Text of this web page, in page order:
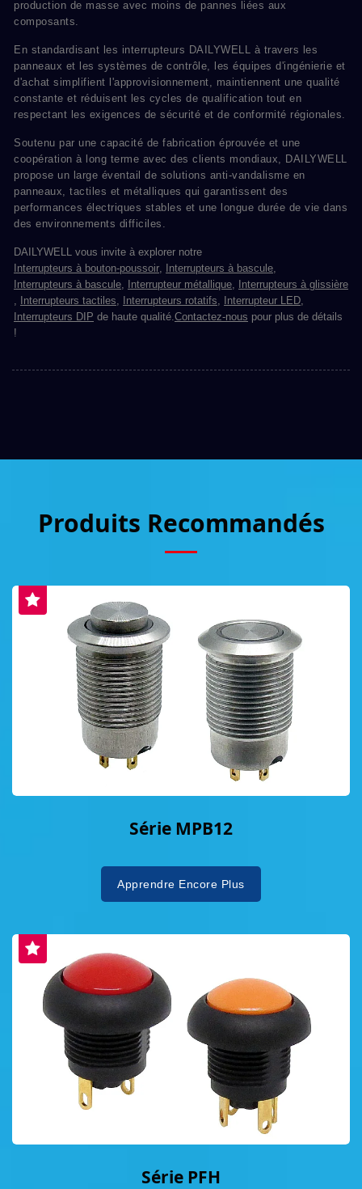
production de masse avec moins de pannes liées aux
composants.
En standardisant les interrupteurs DAILYWELL à travers les
panneaux et les systèmes de contrôle, les équipes d'ingénierie et
d'achat simplifient l'approvisionnement, maintiennent une qualité
constante et réduisent les cycles de qualification tout en
respectant les exigences de sécurité et de conformité régionales.
Soutenu par une capacité de fabrication éprouvée et une
coopération à long terme avec des clients mondiaux, DAILYWELL
propose un large éventail de solutions anti-vandalisme en
panneaux, tactiles et métalliques qui garantissent des
performances électriques stables et une longue durée de vie dans
des environnements difficiles.
DAILYWELL vous invite à explorer notre
Interrupteurs à bouton-poussoir
Interrupteurs à bascule
Interrupteurs à bascule
Interrupteur métallique
Interrupteurs à glissière
Interrupteurs tactiles Interrupteurs rotatifs Interrupteur LED
Interrupteurs DIP de haute qualité. Contactez-nous pour plus de détails
!
Produits Recommandés
Série MPB12
Apprendre Encore Plus
Série PFH